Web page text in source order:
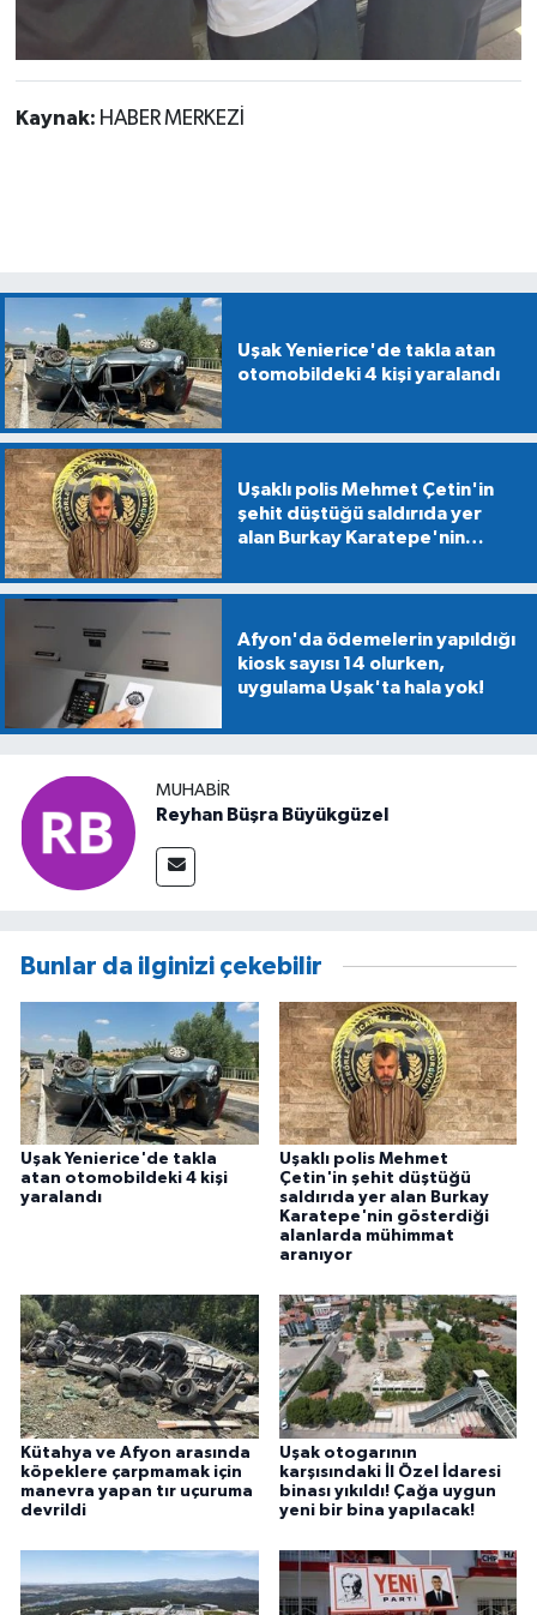
Kaynak: HABER MERKEZİ
Uşak Yenierice'de takla atan
otomobildeki 4 kişi yaralandı
Uşaklı polis Mehmet Çetin'in
şehit düştüğü saldırıda yer
alan Burkay Karatepe'nin
mühimmat aranıyor
Afyon'da ödemelerin yapıldığı
kiosk sayısı 14 olurken,
uygulama Uşak'ta hala yok!
MUHABIR
Reyhan Büşra Büyükgüzel
Bunlar da ilginizi çekebilir
Uşak Yenierice'de takla
atan otomobildeki 4 kişi
yaralandı
Uşaklı polis Mehmet
Çetin'in şehit düştüğü
saldırıda yer alan Burkay
Karatepe'nin gösterdiği
alanlarda mühimmat
aranıyor
Kütahya ve Afyon arasında
köpeklere çarpmamak için
manevra yapan tır uçuruma
devrildi
Uşak otogarının
karşısındaki İl Özel İdaresi
binası yıkıldı! Çağa uygun
yeni bir bina yapılacak!